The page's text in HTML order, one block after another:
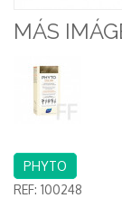
MÁS
PHYTO
REF: 100248